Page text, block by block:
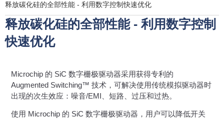
释放碳化硅的全部性能 - 利用数字控制快速优化
释放碳化硅的全部性能 - 利用数字控制
快速优化
Microchip 的 SiC 数字栅极驱动器采用获得专利的
Augmented Switching™ 技术，可解决使用传统模拟驱动器时
出现的次生效应：噪音/EMI、短路、过压和过热。
使用 Microchip 的 SiC 数字栅极驱动器，用户可以降低开关